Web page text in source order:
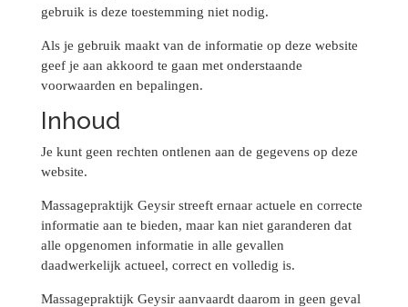
gebruik is deze toestemming niet nodig.
Als je gebruik maakt van de informatie op deze website
geef je aan akkoord te gaan met onderstaande
voorwaarden en bepalingen.
Inhoud
Je kunt geen rechten ontlenen aan de gegevens op deze
website.
Massagepraktijk Geysir streeft ernaar actuele en correcte
informatie aan te bieden, maar kan niet garanderen dat
alle opgenomen informatie in alle gevallen
daadwerkelijk actueel, correct en volledig is.
Massagepraktijk Geysir aanvaardt daarom in geen geval